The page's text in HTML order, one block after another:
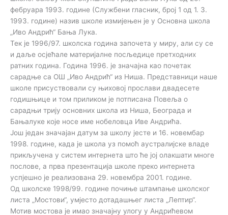
фебруара 1993. године (Службени гласник, број 1 од 1. 3.
1993. године) назив школе измијењен је у Основна школа
„Иво Андрић“ Бања Лука.
Тек је 1996/97. школска година започета у миру, али су се
и даље осјећале материјалне посљедице претходних
ратних година. Година 1996. је значајна као почетак
сарадње са ОШ „Иво Андрић“ из Ниша. Представници наше
школе присуствовали су њиховој прослави двадесете
годишњице и том приликом је потписана Повеља о
сарадњи трију основних школа из Ниша, Београда и
Бањалуке које носе име нобеловца Иве Андрића.
Још један значајан датум за школу јесте и 16. новембар
1998. године, када је школа уз помоћ аустралијске владе
прикључена у систем интернета што ће јој олакшати многе
послове, а прва презентација школе преко интернета
успјешно је реализована 29. новембра 2001. године.
Од школске 1998/99. године почиње штампање школског
листа „Мостови“, умјесто дотадашњег листа „Лептир“.
Мотив мостова је имао значајну улогу у Андрићевом